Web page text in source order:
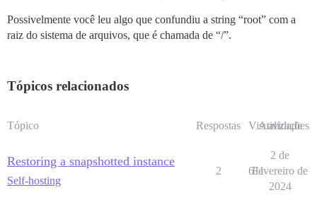
Possivelmente você leu algo que confundiu a string “root” com a
raiz do sistema de arquivos, que é chamada de “/”.
Tópicos relacionados
Tópico Respostas Visualizações
Atividade
Restoring a snapshotted instance
Self-hosting
2 611
2 de
Fevereiro de
2024